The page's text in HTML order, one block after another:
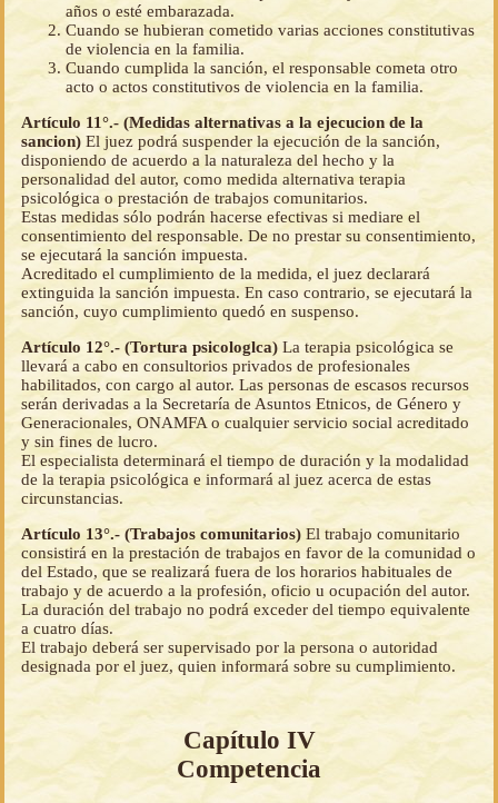
años o esté embarazada.
Cuando se hubieran cometido varias acciones constitutivas
de violencia en la familia.
Cuando cumplida la sanción, el responsable cometa otro
acto o actos constitutivos de violencia en la familia.
Artículo 11°.- (Medidas alternativas a la ejecucion de la
sancion) El juez podrá suspender la ejecución de la sanción,
disponiendo de acuerdo a la naturaleza del hecho y la
personalidad del autor, como medida alternativa terapia
psicológica o prestación de trabajos comunitarios.
Estas medidas sólo podrán hacerse efectivas si mediare el
consentimiento del responsable. De no prestar su consentimiento,
se ejecutará la sanción impuesta.
Acreditado el cumplimiento de la medida, el juez declarará
extinguida la sanción impuesta. En caso contrario, se ejecutará la
sanción, cuyo cumplimiento quedó en suspenso.
Artículo 12°.- (Tortura psicologlca) La terapia psicológica se
llevará a cabo en consultorios privados de profesionales
habilitados, con cargo al autor. Las personas de escasos recursos
serán derivadas a la Secretaría de Asuntos Etnicos, de Género y
Generacionales, ONAMFA o cualquier servicio social acreditado
y sin fines de lucro.
El especialista determinará el tiempo de duración y la modalidad
de la terapia psicológica e informará al juez acerca de estas
circunstancias.
Artículo 13°.- (Trabajos comunitarios) El trabajo comunitario
consistirá en la prestación de trabajos en favor de la comunidad o
del Estado, que se realizará fuera de los horarios habituales de
trabajo y de acuerdo a la profesión, oficio u ocupación del autor.
La duración del trabajo no podrá exceder del tiempo equivalente
a cuatro días.
El trabajo deberá ser supervisado por la persona o autoridad
designada por el juez, quien informará sobre su cumplimiento.
Capítulo IV
Competencia